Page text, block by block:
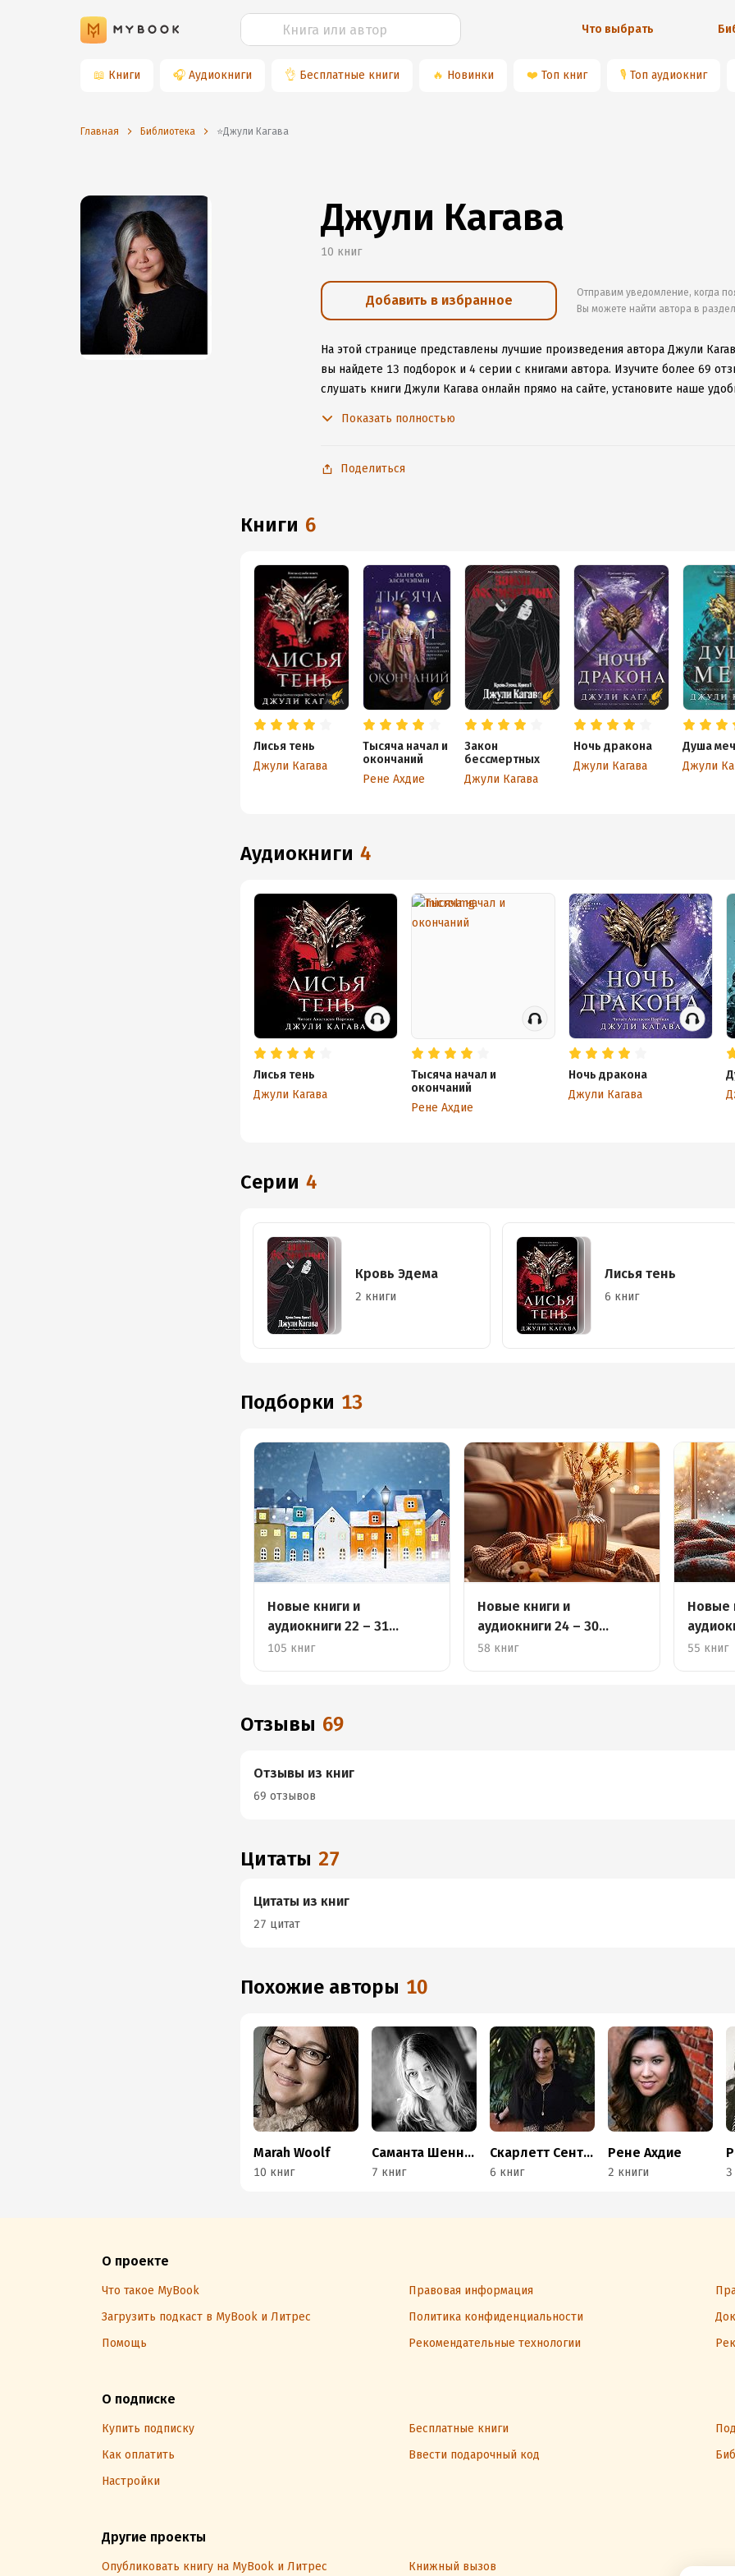
Что выбрать
📖 Книги 🎧 Аудиокниги 👌 Бесплатные книги 🔥 Новинки ❤️ Топ книг 🎙 Топ аудиокниг
Главная Библиотека ⭐️Джули Кагава
Джули Кагава
10 книг
Добавить в избранное
Отправим уведомление, когда
Вы можете найти автора в
На этой странице представлены лучшие произведения автора Джули
вы найдете 13 подборок и 4 серии с книгами автора. Изучите более 69
слушать книги Джули Кагава онлайн прямо на сайте, установите наше
Показать полностью
Поделиться
книги 6
Лисья тень
Джули Кагава
Тысяча начал и
окончаний
Рене Ахдие
Закон
бессмертных
Джули Кагава
Ночь дракона
Джули Кагава
Душа
Джули
аудиокниги 4
Лисья тень
Джули Кагава
Тысяча начал и
окончаний
Рене Ахдие
Ночь дракона
Джули Кагава
Серии 4
Кровь Эдема
2 книги
Лисья тень
6 книг
Подборки 13
Новые книги и
аудиокниги 22 – 31
декабря
105 книг
Новые книги и
аудиокниги 24 – 30
ноября
58 книг
Новые
декабря
55 книг
Отзывы 69
Отзывы из книг
69 отзывов
Цитаты 27
Цитаты из книг
27 цитат
Похожие авторы 10
Marah Woolf
10 книг
Саманта Шеннон
7 книг
Скарлетт Сент-Клэр
6 книг
Рене Ахдие
2 книги 3
О проекте
Что такое MyBook Правовая информация
Загрузить подкаст в MyBook и Литрес
Политика конфиденциальности
Помощь
Рекомендательные технологии
О подписке
Купить подписку Бесплатные книги
Как оплатить
Ввести подарочный код
Настройки
Другие проекты
Опубликовать книгу на MyBook и Литрес Книжный вызов